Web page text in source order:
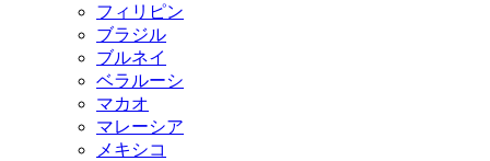
フィリピン
ブラジル
ブルネイ
ベラルーシ
マカオ
マレーシア
メキシコ